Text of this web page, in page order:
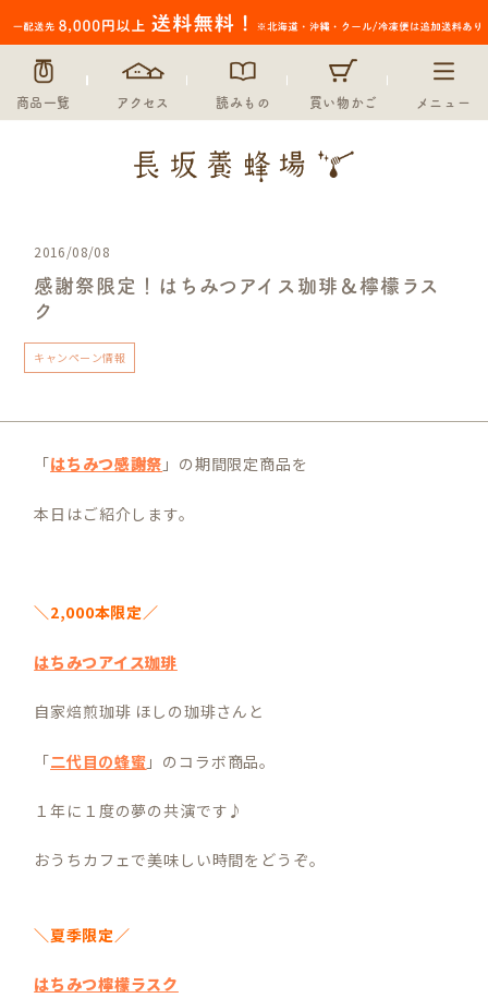
商品一覧 アクセス 読みもの 買い物かご メニュー
2016/08/08
感謝祭限定！はちみつアイス珈琲＆檸檬ラス
ク
キャンペーン情報
「はちみつ感謝祭 」の期間限定商品を
本日はご紹介します。
＼2,000本限定／
はちみつアイス珈琲
自家焙煎珈琲 ほしの珈琲さんと
「二代目の蜂蜜 」のコラボ商品。
１年に１度の夢の共演です♪
おうちカフェで美味しい時間をどうぞ。
＼夏季限定／
はちみつ檸檬ラスク